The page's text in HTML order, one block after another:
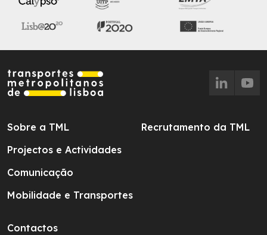
Sobre a TML
Projectos e Actividades
Comunicação
Mobilidade e Transportes
Recrutamento da TML
Contactos